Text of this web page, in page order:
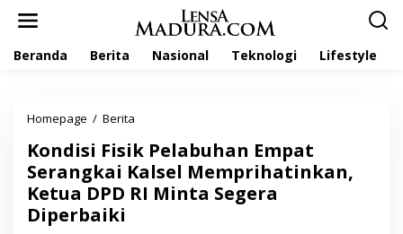
Beranda Berita Nasional Teknologi Lifestyle
Homepage / Berita
n
d
i
s
Kondisi Fisik Pelabuhan Empat
Serangkai Kalsel Memprihatinkan,
Ketua DPD RI Minta Segera
Diperbaiki